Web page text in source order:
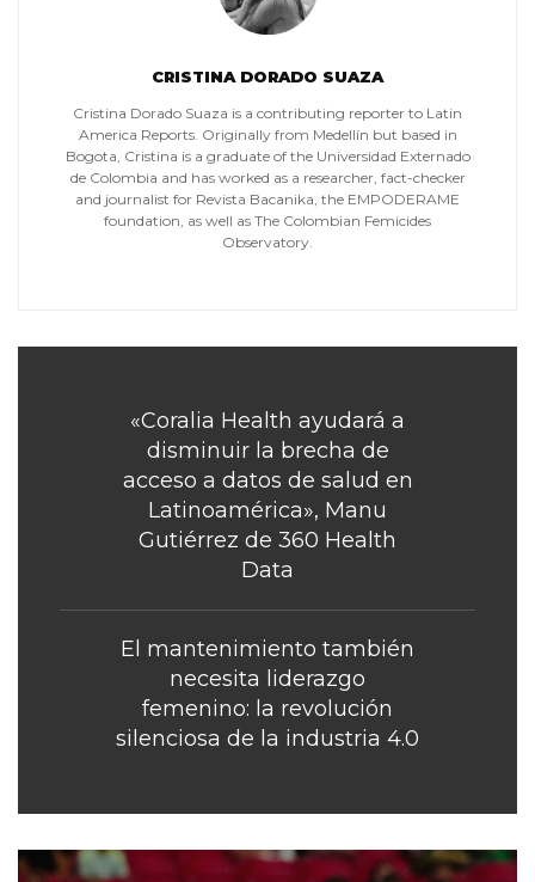
CRISTINA DORADO SUAZA
Cristina Dorado Suaza is a contributing reporter to Latin
America Reports. Originally from Medellín but based in
Bogota, Cristina is a graduate of the Universidad Externado
de Colombia and has worked as a researcher, fact-checker
and journalist for Revista Bacanika, the EMPODERAME
foundation, as well as The Colombian Femicides
Observatory.
«Coralia Health ayudará a
disminuir la brecha de
acceso a datos de salud en
Latinoamérica», Manu
Gutiérrez de 360 Health
Data
El mantenimiento también
necesita liderazgo
femenino: la revolución
silenciosa de la industria 4.0